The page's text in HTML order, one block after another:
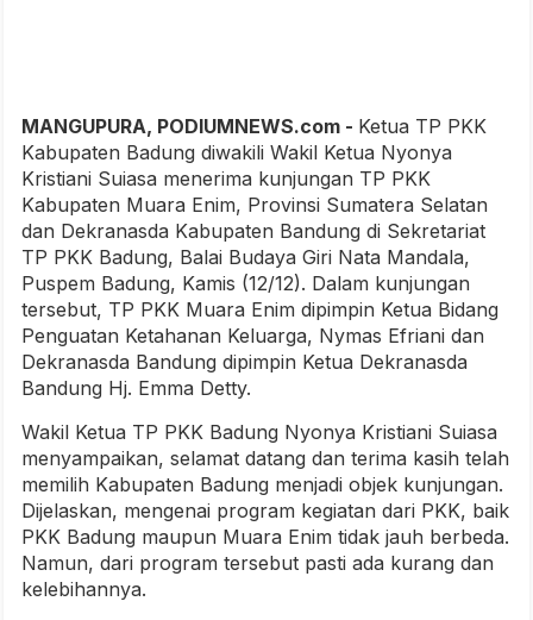
MANGUPURA, PODIUMNEWS.com - Ketua TP PKK
Kabupaten Badung diwakili Wakil Ketua Nyonya
Kristiani Suiasa menerima kunjungan TP PKK
Kabupaten Muara Enim, Provinsi Sumatera Selatan
dan Dekranasda Kabupaten Bandung di Sekretariat
TP PKK Badung, Balai Budaya Giri Nata Mandala,
Puspem Badung, Kamis (12/12). Dalam kunjungan
tersebut, TP PKK Muara Enim dipimpin Ketua Bidang
Penguatan Ketahanan Keluarga, Nymas Efriani dan
Dekranasda Bandung dipimpin Ketua Dekranasda
Bandung Hj. Emma Detty.
Wakil Ketua TP PKK Badung Nyonya Kristiani Suiasa
menyampaikan, selamat datang dan terima kasih telah
memilih Kabupaten Badung menjadi objek kunjungan.
Dijelaskan, mengenai program kegiatan dari PKK, baik
PKK Badung maupun Muara Enim tidak jauh berbeda.
Namun, dari program tersebut pasti ada kurang dan
kelebihannya.